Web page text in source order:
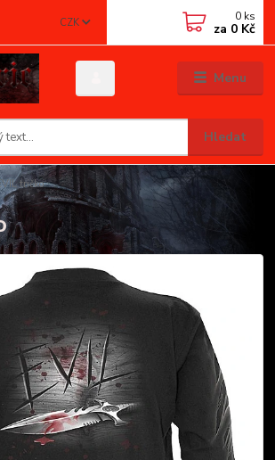
Menu
CZK
Hledat
0 ks
za 0 Kč
tričko